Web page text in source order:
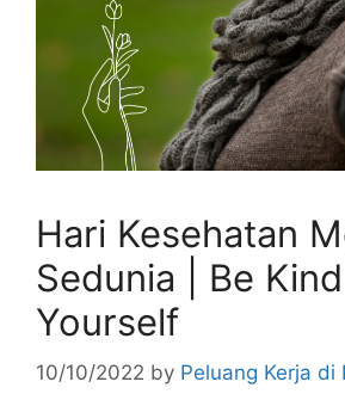
Hari Kesehatan
Sedunia | Be
Yourself
10/10/2022 by Peluang Kerja di